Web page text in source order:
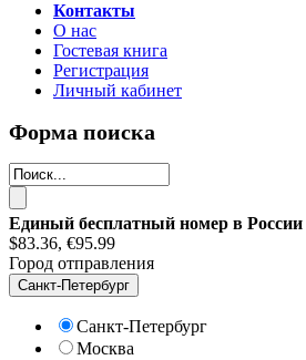
Контакты
О нас
Гостевая книга
Регистрация
Личный кабинет
Форма поиска
Единый бесплатный номер в России
$83.36, €95.99
Город отправления
Санкт-Петербург
Санкт-Петербург
Москва